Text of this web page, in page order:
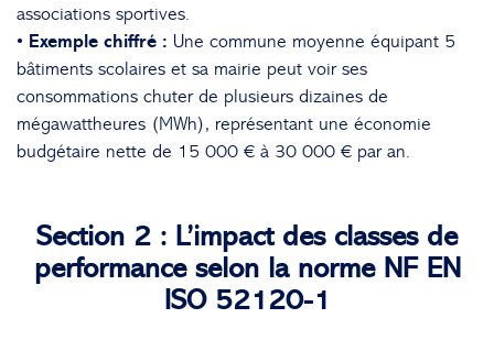
associations sportives.
• Exemple chiffré : Une commune moyenne équipant 5
bâtiments scolaires et sa mairie peut voir ses
consommations chuter de plusieurs dizaines de
mégawattheures (MWh), représentant une économie
budgétaire nette de 15 000 € à 30 000 € par an.
Section 2 : L’impact des classes de
performance selon la norme NF EN
ISO 52120-1